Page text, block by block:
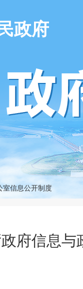
政府
室信息公开制度
府信息